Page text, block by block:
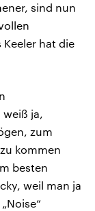
sind nun
Keeler hat die
weiß ja,
zum
kommen
besten
weil man ja